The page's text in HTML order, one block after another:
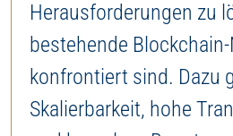
Herausforderungen zu
bestehende
konfrontiert sind. Dazu
Skalierbarkeit, hohe